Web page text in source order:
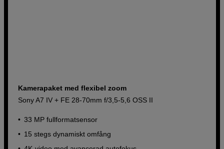
Kamerapaket med flexibel zoom
Sony A7 IV + FE 28-70mm f/3,5-5,6 OSS II
33 MP fullformatsensor
15 stegs dynamiskt omfång